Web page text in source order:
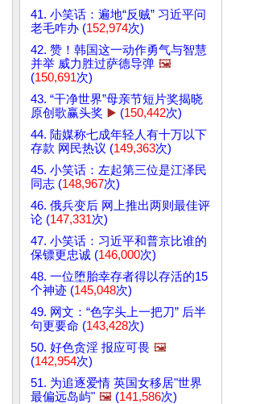
41. 小笑话：遍地“反贼” 习近平问
老毛咋办 (152,974次)
42. 赞！韩国这一动作勇气与智慧
并举 威力胜过萨德导弹 🖼️
(150,691次)
43. “干净世界”母亲节短片奖揭晓
原创歌赢头奖 ▶️ (150,442次)
44. 陆媒称七成年轻人有十万以下
存款 网民热议 (149,363次)
45. 小笑话：左起第三位是江泽民
同志 (148,967次)
46. 俄兵变后 网上推出两则最佳评
论 (147,331次)
47. 小笑话：习近平和普京比谁的
保镖更忠诚 (146,000次)
48. 一位堕胎幸存者得以存活的15
个神迹 (145,048次)
49. 网文：“色字头上一把刀” 后半
句更要命 (143,428次)
50. 好色贪淫 报应可畏 🖼️
(142,954次)
51. 为追逐爱情 英国女移居"世界
最偏远岛屿" 🖼️ (141,586次)